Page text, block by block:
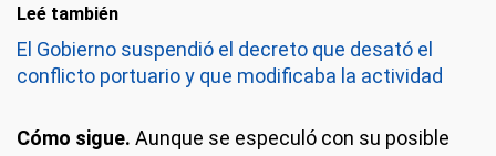
Leé también
El Gobierno suspendió el decreto que desató el
conflicto portuario y que modificaba la actividad
Cómo sigue. Aunque se especuló con su posible